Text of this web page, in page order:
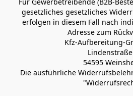
gesetzliches gesetzliches
erfolgen in diesem Fall nach
Adresse zum
Kfz-Aufbereitung-
54595
Die ausführliche